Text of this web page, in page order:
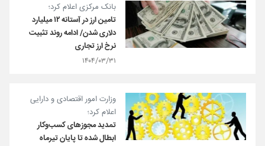
بانک مرکزی اعلام کرد؛
تامین ارز در آستانه ۱۲ میلیارد
دلاری شدن/ ادامه روند تثبیت
نرخ ارز تجاری
۱۴۰۴/۰۳/۳۱
وزارت امور اقتصادی و دارایی
اعلام کرد؛
تمدید مجوزهای کسب‌وکار
ابطال شده تا پایان تیرماه